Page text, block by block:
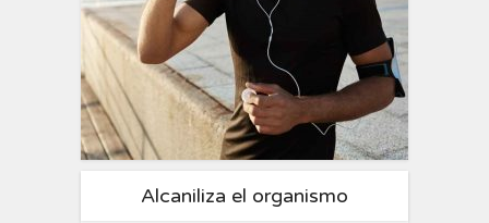
Alcaniliza el organismo